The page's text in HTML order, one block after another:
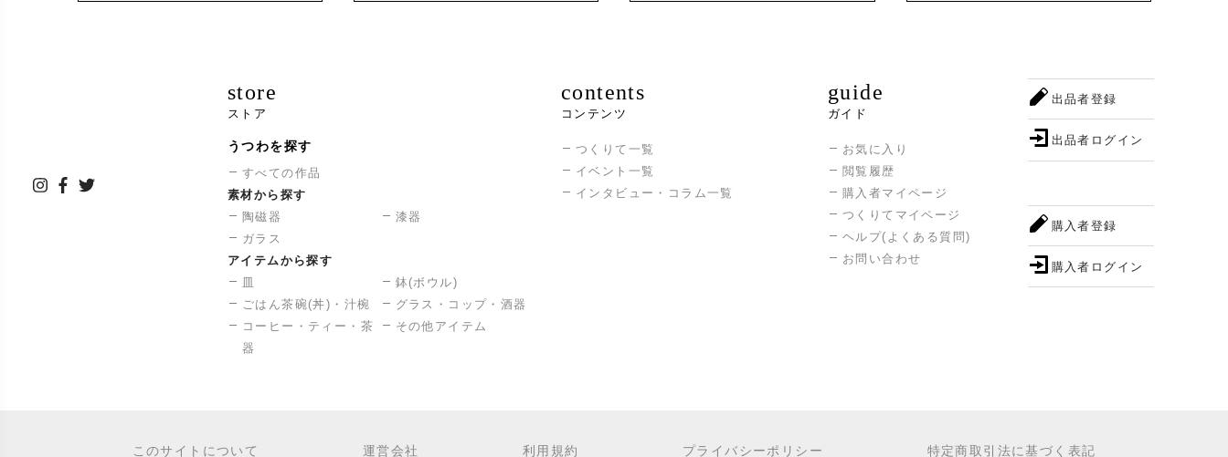
store
ストア
うつわを探す
すべての作品
素材から探す
陶磁器
漆器
ガラス
アイテムから探す
皿
鉢(ボウル)
ごはん茶碗(丼)・汁椀
グラス・コップ・酒器
コーヒー・ティー・茶
器
その他アイテム
contents
コンテンツ
つくりて一覧
イベント一覧
インタビュー・コラム一覧
guide
ガイド
お気に入り
閲覧履歴
購入者マイページ
つくりてマイページ
ヘルプ(よくある質問)
お問い合わせ
出品者登録
出品者ログイン
購入者登録
購入者ログイン
このサイトについて 運営会社 利用規約 プライバシーポリシー 特定商取引法に基づく表記